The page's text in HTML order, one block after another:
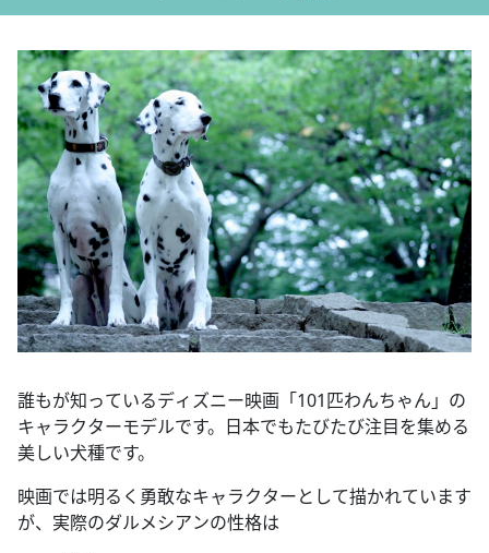
誰もが知っているディズニー映画「101匹わんちゃん」の
キャラクターモデルです。日本でもたびたび注目を集める
美しい犬種です。
映画では明るく勇敢なキャラクターとして描かれています
が、実際のダルメシアンの性格は